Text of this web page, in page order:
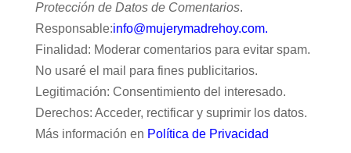
Protección de Datos de Comentarios.
Responsable:info@mujerymadrehoy.com.
Finalidad: Moderar comentarios para evitar spam.
No usaré el mail para fines publicitarios.
Legitimación: Consentimiento del interesado.
Derechos: Acceder, rectificar y suprimir los datos.
Más información en Política de Privacidad